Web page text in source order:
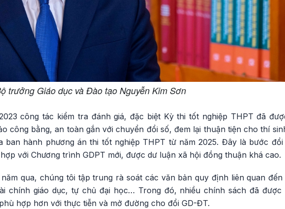
trưởng Giáo dục và Đào tạo Nguyễn Kim Sơn
công tác kiểm tra đánh giá, đặc biệt Kỳ thi tốt nghiệp THPT đã
công bằng, an toàn gắn với chuyển đổi số, đem lại thuận tiện cho thí
ban hành phương án thi tốt nghiệp THPT từ năm 2025. Đây là bước đổi
với Chương trình GDPT mới, được dư luận xã hội đồng thuận khá cao.
qua, chúng tôi tập trung rà soát các văn bản quy định liên quan đến
chính giáo dục, tự chủ đại học… Trong đó, nhiều chính sách đã được
hợp hơn với thực tiễn và mở đường cho đổi GD-ĐT.